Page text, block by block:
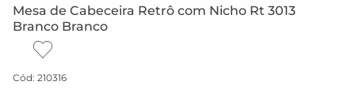
Mesa de Cabeceira Retrô com Nicho Rt 3013
Branco Branco
Cód: 210316